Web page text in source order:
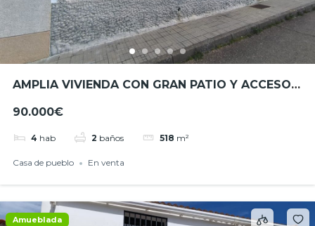
AMPLIA VIVIENDA CON GRAN PATIO Y ACCESO
SERENA- REF.- JHBA25060
90.000€
4 hab 2 baños 518 m²
Casa de pueblo En venta
Amueblada